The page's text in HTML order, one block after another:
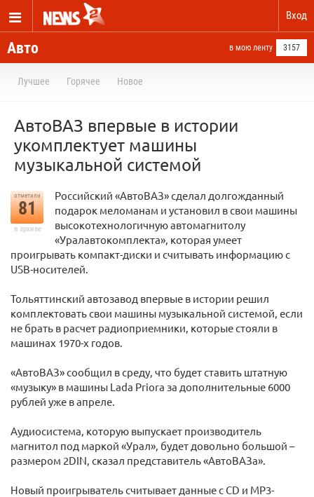
Вход
Авто в мою ленту 3157
Лучшее Горячее Новое
АвтоВАЗ впервые в истории
укомплектует машины
музыкальной системой
отметили
81
в архиве
Российский «АвтоВАЗ» сделал долгожданный
подарок меломанам и установил в свои машины
высокотехнологичную автомагнитолу
«Уралавтокомплекта», которая умеет
проигрывать компакт-диски и считывать информацию с
USB-носителей.
Тольяттинский автозавод впервые в истории решил
комплектовать свои машины музыкальной системой, если
не брать в расчет радиоприемники, которые стояли в
машинах 1970-х годов.
«АвтоВАЗ» сообщил в среду, что будет ставить штатную
«музыку» в машины Lada Priora за дополнительные 6000
рублей уже в апреле.
Аудиосистема, которую выпускает производитель
магнитол под маркой «Урал», будет довольно большой –
размером 2DIN, сказал представитель «АвтоВАЗа».
Новый проигрыватель считывает данные с CD и MP3-